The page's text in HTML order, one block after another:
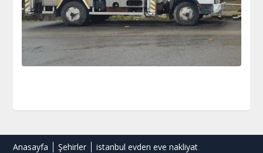
Anasayfa Şehirler istanbul evden eve nakliyat